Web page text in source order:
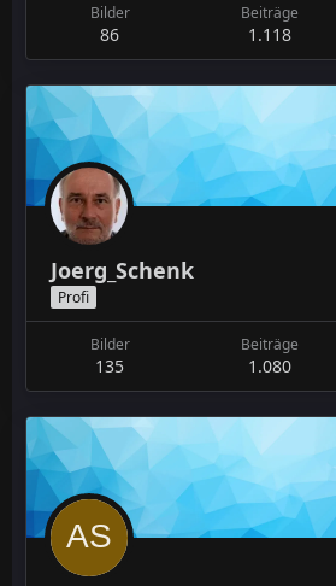
Bilder
86
Beiträge
1.118
Joerg_Schenk
Profi
Bilder
135
Beiträge
1.080